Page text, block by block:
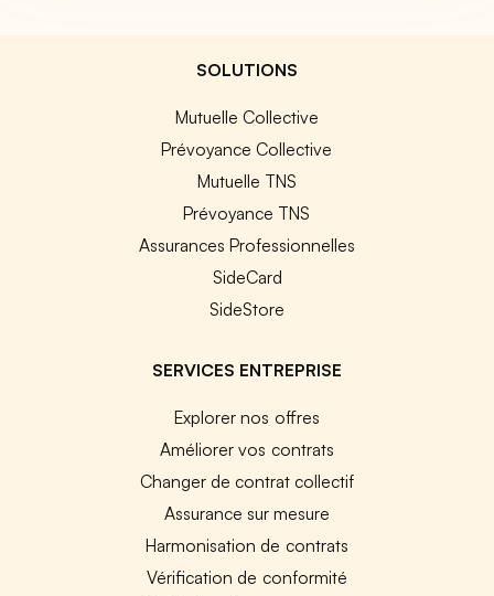
SOLUTIONS
Mutuelle Collective
Prévoyance Collective
Mutuelle TNS
Prévoyance TNS
Assurances Professionnelles
SideCard
SideStore
SERVICES ENTREPRISE
Explorer nos offres
Améliorer vos contrats
Changer de contrat collectif
Assurance sur mesure
Harmonisation de contrats
Vérification de conformité